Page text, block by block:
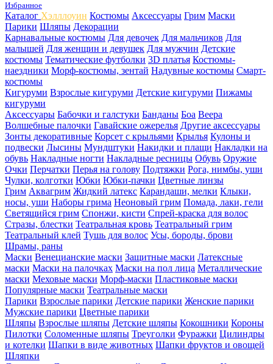
Избранное
Каталог Хэлллоуин Костюмы Аксессуары Грим Маски
Парики Шляпы Декорации
Карнавальные костюмы Для девочек Для мальчиков Для
малышей Для женщин и девушек Для мужчин Детские
костюмы Тематические футболки 3D платья Костюмы-
наездники Морф-костюмы, зентай Надувные костюмы Смарт-
костюмы
Кигуруми Взрослые кигуруми Детские кигуруми Пижамы
кигуруми
Аксессуары Бабочки и галстуки Банданы Боа Веера
Волшебные палочки Гавайские ожерелья Другие аксессуары
Зонты декоративные Корсет с крыльями Крылья Кулоны и
подвески Лысины Мундштуки Накидки и плащи Накладки на
обувь Накладные ногти Накладные ресницы Обувь Оружие
Очки Перчатки Перья на голову Подтяжки Рога, нимбы, уши
Чулки, колготки Юбки Юбки-пачки Цветные линзы
Грим Аквагрим Жидкий латекс Карандаши, мелки Клыки,
носы, уши Наборы грима Неоновый грим Помада, лаки, гели
Светящийся грим Спонжи, кисти Спрей-краска для волос
Стразы, блестки Театральная кровь Театральный грим
Театральный клей Тушь для волос Усы, бороды, брови
Шрамы, раны
Маски Венецианские маски Защитные маски Латексные
маски Маски на палочках Маски на пол лица Металлические
маски Меховые маски Морф-маски Пластиковые маски
Популярные маски Театральные маски
Парики Взрослые парики Детские парики Женские парики
Мужские парики Цветные парики
Шляпы Взрослые шляпы Детские шляпы Кокошники Короны
Пилотки Соломенные шляпы Треуголки Фуражки Цилиндры
и котелки Шапки в виде животных Шапки фруктов и овощей
Шляпки